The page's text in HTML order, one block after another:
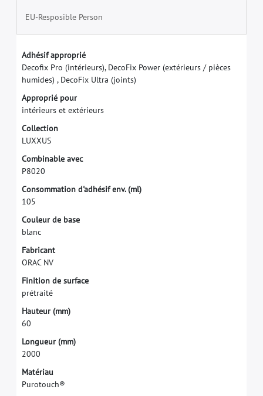
EU-Resposible Person
Adhésif approprié
Decofx Pro (intérieurs), DecoFix Power (extérieurs / pièces
humides) , DecoFix Ultra (joints)
Approprié pour
intérieurs et extérieurs
Collection
LUXXUS
Combinable avec
P8020
Consommation d'adhésif env. (ml)
105
Couleur de base
blanc
Fabricant
ORAC NV
Finition de surface
prétraité
Hauteur (mm)
60
Longueur (mm)
2000
Matériau
Purotouch®